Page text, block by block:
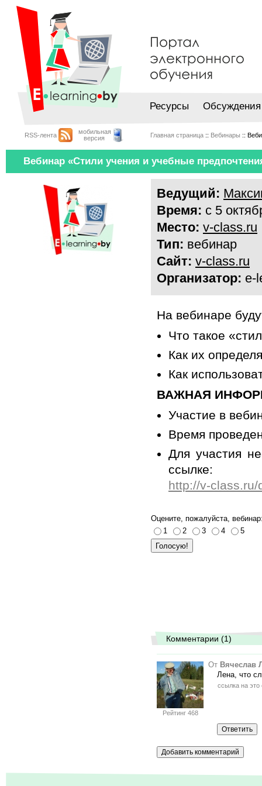
Ресурсы Обсуждения
RSS-лента
мобильная
версия
Главная страница :: Вебинары ::
Вебинар «Стили учения и учебные
Ведущий:
Время: с 5
Место: v-class.ru
Тип: вебинар
Сайт: v-class.ru
Организатор: e-
На вебинаре
Что такое
Как их
Как
ВАЖНАЯ
Участие в
Время
Для участия
ссылке:
http://v-
Оцените, пожалуйста,
1
2 3 4 5
Комментарии (1)
Рейтинг 468
От Вячеслав
Лена, что
ссылка на